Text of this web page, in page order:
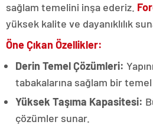
sağlam temelini inşa ederiz.
yüksek kalite ve dayanıklılık
Öne Çıkan Özellikler:
Derin Temel Çözümleri:
tabakalarına sağlam bir
Yüksek Taşıma Kapasitesi:
çözümler sunar.